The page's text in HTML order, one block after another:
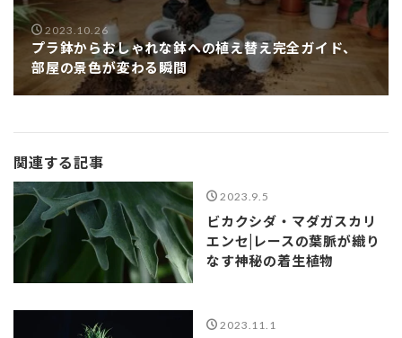
2023.10.26
プラ鉢からおしゃれな鉢への植え替え完全ガイド、
部屋の景色が変わる瞬間
関連する記事
2023.9.5
ビカクシダ・マダガスカリ
エンセ|レースの葉脈が織り
なす神秘の着生植物
2023.11.1